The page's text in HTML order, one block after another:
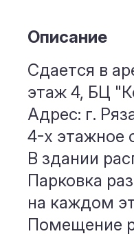
Описание
Сдается в
этаж 4, БЦ
Адрес: г.
4-х этажное
В здании
Парковка
на каждом
Помещение